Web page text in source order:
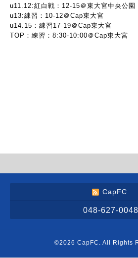
u11.12:紅白戦：12-15＠東大宮中央公園
u13:練習：10-12＠Cap東大宮
u14.15：練習17-19＠Cap東大宮
TOP：練習：8:30-10:00＠Cap東大宮
CapFC
048-627-0048
©2026 CapFC . All Rights